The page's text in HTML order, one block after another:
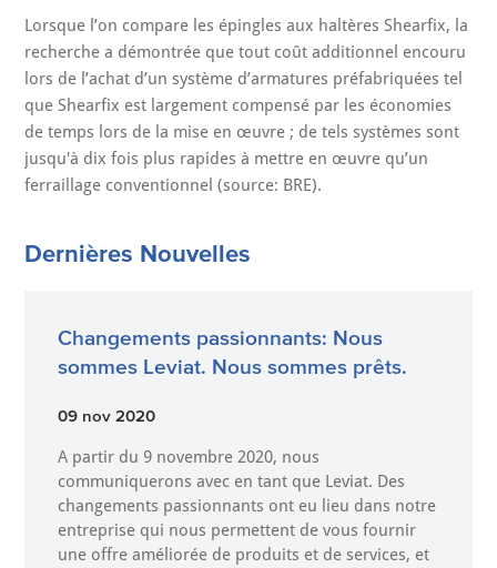
Lorsque l’on compare les épingles aux haltères Shearfix, la
recherche a démontrée que tout coût additionnel encouru
lors de l’achat d’un système d’armatures préfabriquées tel
que Shearfix est largement compensé par les économies
de temps lors de la mise en œuvre ; de tels systèmes sont
jusqu'à dix fois plus rapides à mettre en œuvre qu’un
ferraillage conventionnel (source: BRE).
Dernières Nouvelles
Changements passionnants: Nous
sommes Leviat. Nous sommes prêts.
09 nov 2020
A partir du 9 novembre 2020, nous
communiquerons avec en tant que Leviat. Des
changements passionnants ont eu lieu dans notre
entreprise qui nous permettent de vous fournir
une offre améliorée de produits et de services, et